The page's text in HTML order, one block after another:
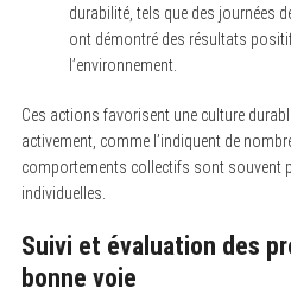
durabilité, tels que des journées
ont démontré des résultats
l’environnement.
Ces actions favorisent une culture
activement, comme l’indiquent de
comportements collectifs sont souvent
individuelles.
Suivi et évaluation des
bonne voie